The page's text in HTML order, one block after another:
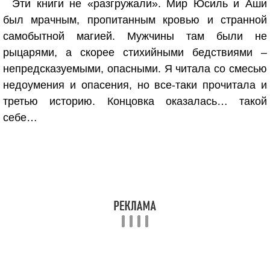
Эти книги не «разгружали». Мир Юсиль и Аши
был мрачным, пропитанным кровью и странной
самобытной магией. Мужчины там были не
рыцарями, а скорее стихийными бедствиями –
непредсказуемыми, опасными. Я читала со смесью
недоумения и опасения, но все-таки прочитала и
третью историю. Концовка оказалась… такой
себе…